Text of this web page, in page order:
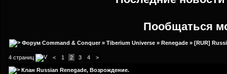
Пообщаться
Форум Command & Conquer» Tiberium Universe » Renegade » [RUR]
4 страниц < 1 2 3 4 >
Клан Russian Renegade, Возрождение.